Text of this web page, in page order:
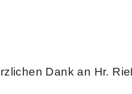
Dank an Hr.